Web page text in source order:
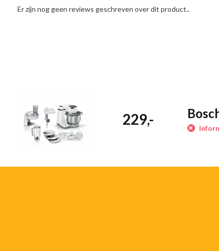
geschikt voor kleine tot grote hoeveelheden: bijvoorbeeld: 1,7
te voeren. Deze patisserieset met garde, klopper en
toepassingen en zal perfecte resultaten opleveren. Met deze
meringues en fijne cakes als zware deegmengsels. En alles is
Er zijn nog geen reviews geschreven over dit product..
229,-